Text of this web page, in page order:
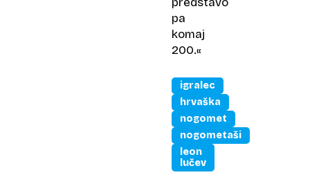
pa
komaj
200.«
igralec
hrvaška
nogomet
nogometaši
leon
lučev